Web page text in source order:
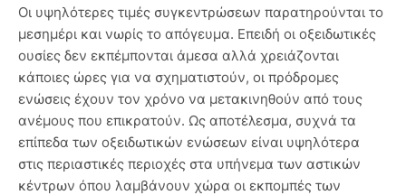
Οι υψηλότερες τιμές συγκεντρώσεων παρατηρούνται το
μεσημέρι και νωρίς το απόγευμα. Επειδή οι οξειδωτικές
ουσίες δεν εκπέμπονται άμεσα αλλά χρειάζονται
κάποιες ώρες για να σχηματιστούν, οι πρόδρομες
ενώσεις έχουν τον χρόνο να μετακινηθούν από τους
ανέμους που επικρατούν. Ως αποτέλεσμα, συχνά τα
επίπεδα των οξειδωτικών ενώσεων είναι υψηλότερα
στις περιαστικές περιοχές στα υπήνεμα των αστικών
κέντρων όπου λαμβάνουν χώρα οι εκπομπές των